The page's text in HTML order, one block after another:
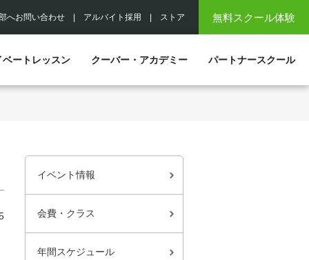
無料スクール体験
へお問い合わせ アルバイト採用 ストア
ベートレッスン クーバー・アカデミー パートナースクール
イベント情報
会費・クラス
年間スケジュール